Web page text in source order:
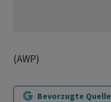
(AWP)
Bevorzugte Quelle